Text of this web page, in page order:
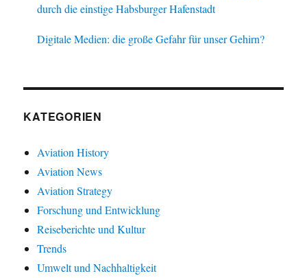
durch die einstige Habsburger Hafenstadt
Digitale Medien: die große Gefahr für unser Gehirn?
KATEGORIEN
Aviation History
Aviation News
Aviation Strategy
Forschung und Entwicklung
Reiseberichte und Kultur
Trends
Umwelt und Nachhaltigkeit